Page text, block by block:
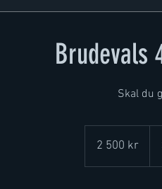
Brudevals
Skal du
kroner2 500 kr